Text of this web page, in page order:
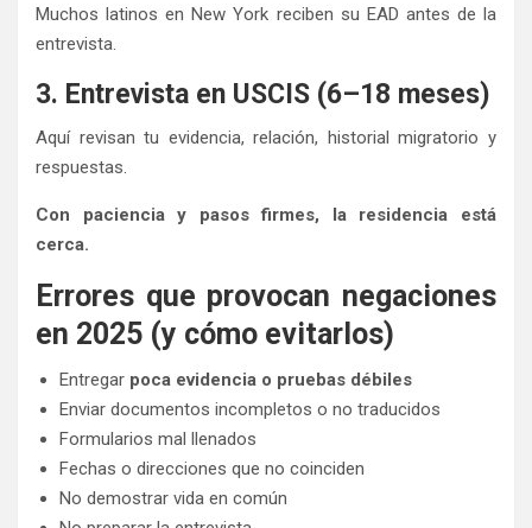
Muchos latinos en New York reciben su EAD antes de la
entrevista.
3. Entrevista en USCIS (6–18 meses)
Aquí revisan tu evidencia, relación, historial migratorio y
respuestas.
Con paciencia y pasos firmes, la residencia está
cerca.
Errores que provocan negaciones
en 2025 (y cómo evitarlos)
Entregar poca evidencia o pruebas débiles
Enviar documentos incompletos o no traducidos
Formularios mal llenados
Fechas o direcciones que no coinciden
No demostrar vida en común